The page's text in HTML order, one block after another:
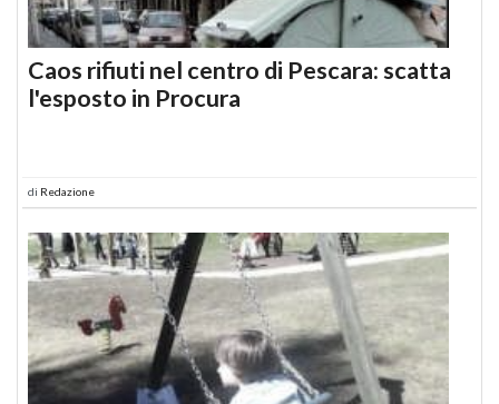
Caos rifiuti nel centro di Pescara: scatta
l'esposto in Procura
di Redazione